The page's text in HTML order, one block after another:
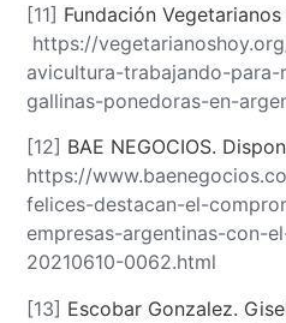
[11] Fundación
https://
avicultura-trabajando-
gallinas-ponedoras-en-
[12] BAE NEGOCIOS.
https://
felices-destacan-el-
empresas-argentinas-con-
20210610-0062.html
[13] Escobar Gonzalez.